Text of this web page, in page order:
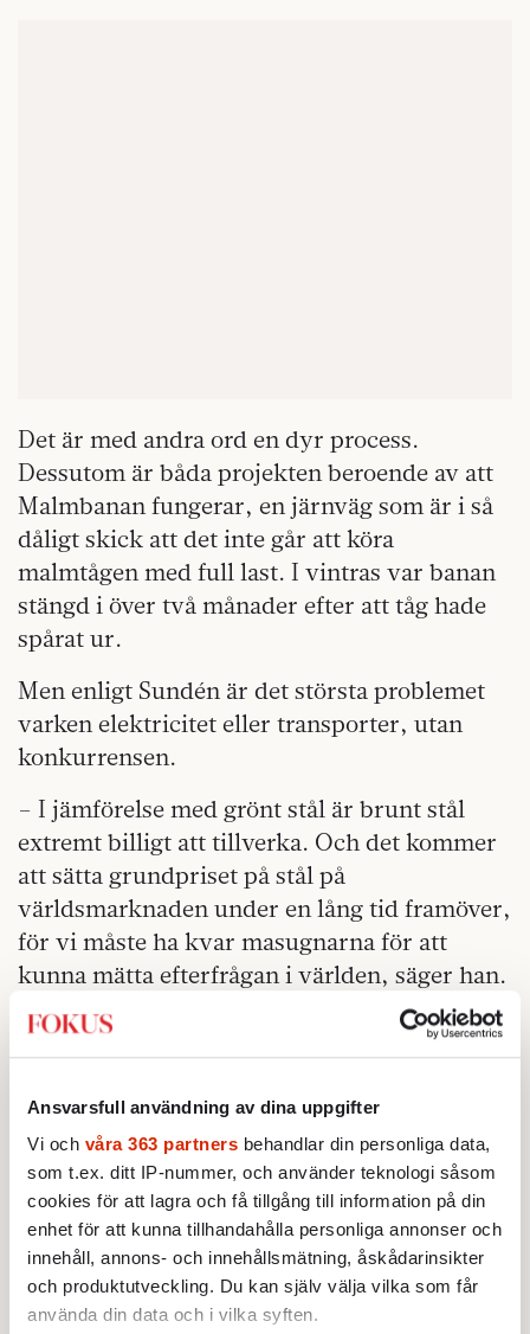
Ansvarsfull användning av dina uppgifter
Vi och våra 363 partners behandlar din personliga data,
som t.ex. ditt IP-nummer, och använder teknologi såsom
cookies för att lagra och få tillgång till information på din
enhet för att kunna tillhandahålla personliga annonser och
innehåll, annons- och innehållsmätning, åskådarinsikter
och produktutveckling. Du kan själv välja vilka som får
använda din data och i vilka syften.
Det är med andra ord en dyr process.
Dessutom är båda projekten beroende av att
Malmbanan fungerar, en järnväg som är i så
dåligt skick att det inte går att köra
malmtågen med full last. I vintras var banan
stängd i över två månader efter att tåg hade
spårat ur.
Men enligt Sundén är det största problemet
varken elektricitet eller transporter, utan
konkurrensen.
– I jämförelse med grönt stål är brunt stål
extremt billigt att tillverka. Och det kommer
att sätta grundpriset på stål på
världsmarknaden under en lång tid framöver,
för vi måste ha kvar masugnarna för att
kunna mätta efterfrågan i världen, säger han.